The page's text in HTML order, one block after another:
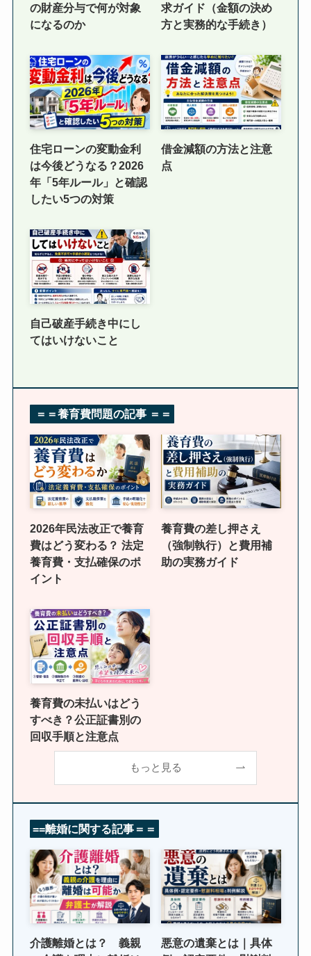
の財産分与で何が対象
になるのか
求ガイド（金額の決め
方と実務的な手続き）
住宅ローンの変動金利
は今後どうなる？2026
年「5年ルール」と確認
したい5つの対策
借金減額の方法と注意
点
自己破産手続き中にし
てはいけないこと
＝＝養育費問題の記事 ＝＝
2026年民法改正で養育
費はどう変わる？ 法定
養育費・支払確保のポ
イント
養育費の差し押さえ
（強制執行）と費用補
助の実務ガイド
養育費の未払いはどう
すべき？公正証書別の
回収手順と注意点
もっと見る
==離婚に関する記事＝＝
介護離婚とは？ 義親
悪意の遺棄とは｜具体